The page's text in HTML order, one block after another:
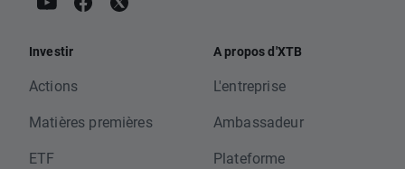
Investir
Actions
Matières premières
ETF
A propos d'XTB
L'entreprise
Ambassadeur
Plateforme